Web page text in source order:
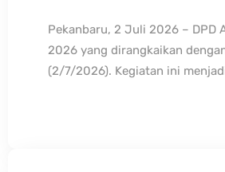
Pekanbaru, 2 Juli 2026 – DPD
2026 yang dirangkaikan
(2/7/2026). Kegiatan ini